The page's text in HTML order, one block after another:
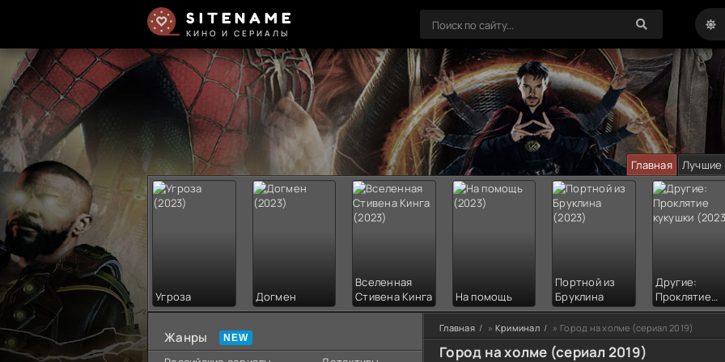
SITENAME
КИНО И СЕРИАЛЫ
Главная Лучшие
Угроза Догмен
Вселенная
Стивена Кинга
На помощь
Портной из
Бруклина
Другие:
Проклятие
кукушки
Жанры
Главная » Криминал » Город на холме (сериал 2019)
Город на холме (сериал 2019)